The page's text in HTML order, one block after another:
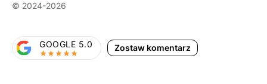
© 2024-2026
Zostaw komentarz
GOOGLE 5.0